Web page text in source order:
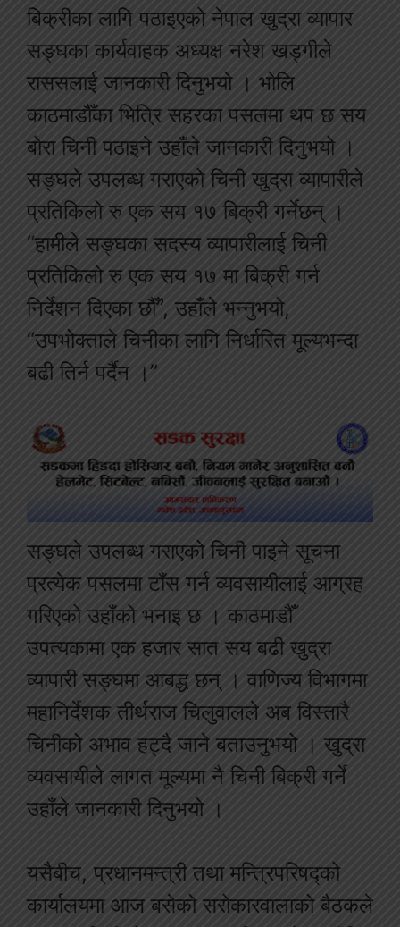
बिक्रीका लागि पठाइएको नेपाल खुद्रा व्यापार
सङ्घका कार्यवाहक अध्यक्ष नरेश खड्गीले
राससलाई जानकारी दिनुभयो । भोलि
काठमाडौँका भित्रि सहरका पसलमा थप छ सय
बोरा चिनी पठाइने उहाँले जानकारी दिनुभयो ।
सङ्घले उपलब्ध गराएको चिनी खुद्रा व्यापारीले
प्रतिकिलो रु एक सय १७ बिक्री गर्नेछन् ।
“हामीले सङ्घका सदस्य व्यापारीलाई चिनी
प्रतिकिलो रु एक सय १७ मा बिक्री गर्न
निर्देशन दिएका छौँ”, उहाँले भन्नुभयो,
“उपभोक्ताले चिनीका लागि निर्धारित मूल्यभन्दा
बढी तिर्न पर्दैन ।”
सङ्घले उपलब्ध गराएको चिनी पाइने सूचना
प्रत्येक पसलमा टाँस गर्न व्यवसायीलाई आग्रह
गरिएको उहाँको भनाइ छ । काठमाडौँ
उपत्यकामा एक हजार सात सय बढी खुद्रा
व्यापारी सङ्घमा आबद्ध छन् । वाणिज्य विभागमा
महानिर्देशक तीर्थराज चिलुवालले अब विस्तारै
चिनीको अभाव हट्दै जाने बताउनुभयो । खुद्रा
व्यवसायीले लागत मूल्यमा नै चिनी बिक्री गर्ने
उहाँले जानकारी दिनुभयो ।
यसैबीच, प्रधानमन्त्री तथा मन्त्रिपरिषद्को
कार्यालयमा आज बसेको सरोकारवालाको बैठकले